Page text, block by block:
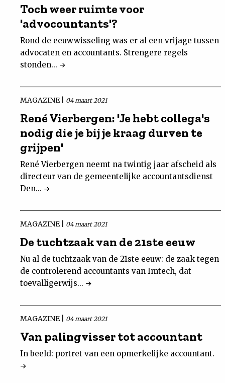
Toch weer ruimte voor
'advocountants'?
Rond de eeuwwisseling was er al een vrijage tussen
advocaten en accountants. Strengere regels
stonden...
MAGAZINE | 04 maart 2021
René Vierbergen: 'Je hebt collega's
nodig die je bij je kraag durven te
grijpen'
René Vierbergen neemt na twintig jaar afscheid als
directeur van de gemeentelijke accountantsdienst
Den...
MAGAZINE | 04 maart 2021
De tuchtzaak van de 21ste eeuw
Nu al de tuchtzaak van de 21ste eeuw: de zaak tegen
de controlerend accountants van Imtech, dat
toevalligerwijs...
MAGAZINE | 04 maart 2021
Van palingvisser tot accountant
In beeld: portret van een opmerkelijke accountant.